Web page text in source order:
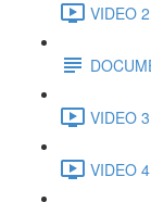
VIDEO
VIDEO
VIDEO